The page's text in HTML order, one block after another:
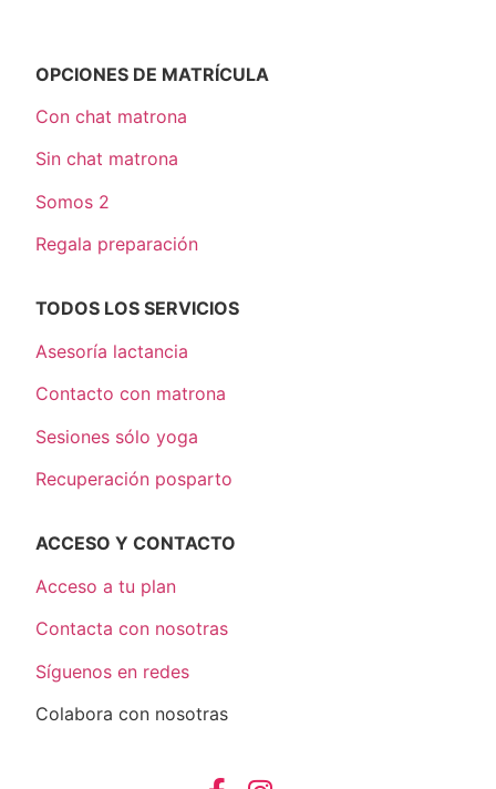
OPCIONES DE MATRÍCULA
Con chat matrona
Sin chat matrona
Somos 2
Regala preparación
TODOS LOS SERVICIOS
Asesoría lactancia
Contacto con matrona
Sesiones sólo yoga
Recuperación posparto
ACCESO Y CONTACTO
Acceso a tu plan
Contacta con nosotras
Síguenos en redes
Colabora con nosotras